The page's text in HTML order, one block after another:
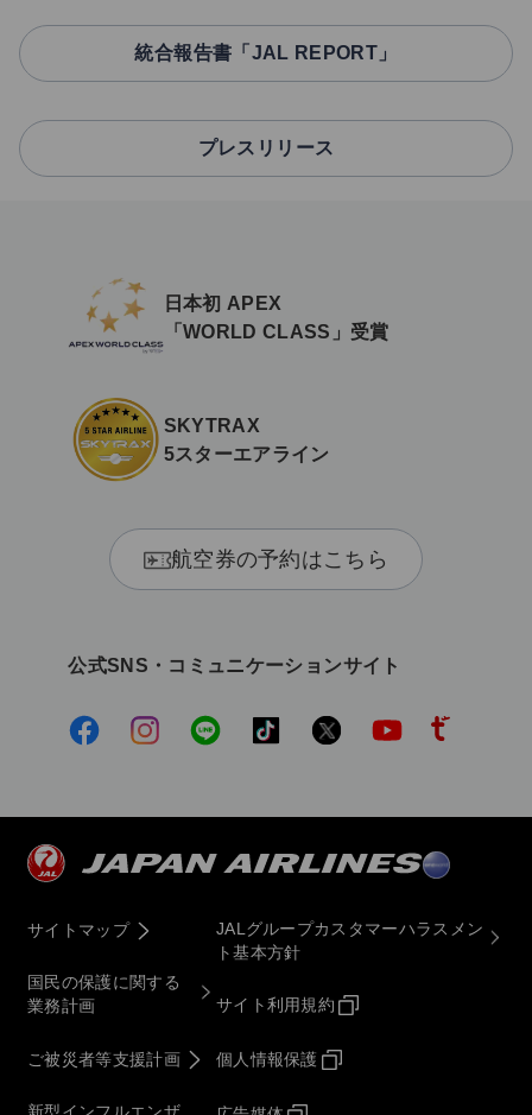
統合報告書「JAL REPORT」
プレスリリース
日本初 APEX
「WORLD CLASS」受賞
SKYTRAX
5スターエアライン
航空券の予約はこちら
公式SNS・コミュニケーションサイト
サイトマップ
国民の保護に関する
業務計画
ご被災者等支援計画
JALグループカスタマーハラスメン
ト基本方針
サイト利用規約
個人情報保護